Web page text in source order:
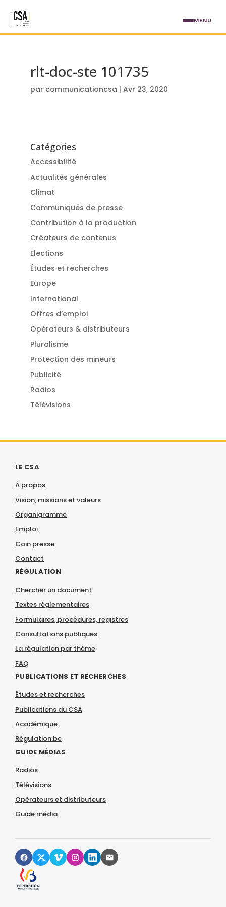
rlt-doc-ste 101735
par communicationcsa | Avr 23, 2020
Catégories
Accessibilité
Actualités générales
Climat
Communiqués de presse
Contribution à la production
Créateurs de contenus
Elections
Études et recherches
Europe
International
Offres d’emploi
Opérateurs & distributeurs
Pluralisme
Protection des mineurs
Publicité
Radios
Télévisions
LE CSA
À propos
Vision, missions et valeurs
Organigramme
Emploi
Coin presse
Contact
RÉGULATION
Chercher un document
Textes réglementaires
Formulaires, procédures, registres
Consultations publiques
La régulation par thème
FAQ
PUBLICATIONS ET RECHERCHES
Études et recherches
Publications du CSA
Académique
Régulation.be
GUIDE MÉDIAS
Radios
Télévisions
Opérateurs et distributeurs
Guide média
MENU